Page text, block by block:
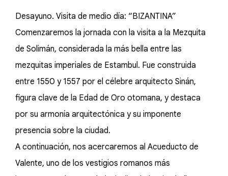
Desayuno. Visita de medio día: “BIZANTINA”
Comenzaremos la jornada con la visita a la Mezquita
de Solimán, considerada la más bella entre las
mezquitas imperiales de Estambul. Fue construida
entre 1550 y 1557 por el célebre arquitecto Sinán,
figura clave de la Edad de Oro otomana, y destaca
por su armonía arquitectónica y su imponente
presencia sobre la ciudad.
A continuación, nos acercaremos al Acueducto de
Valente, uno de los vestigios romanos más